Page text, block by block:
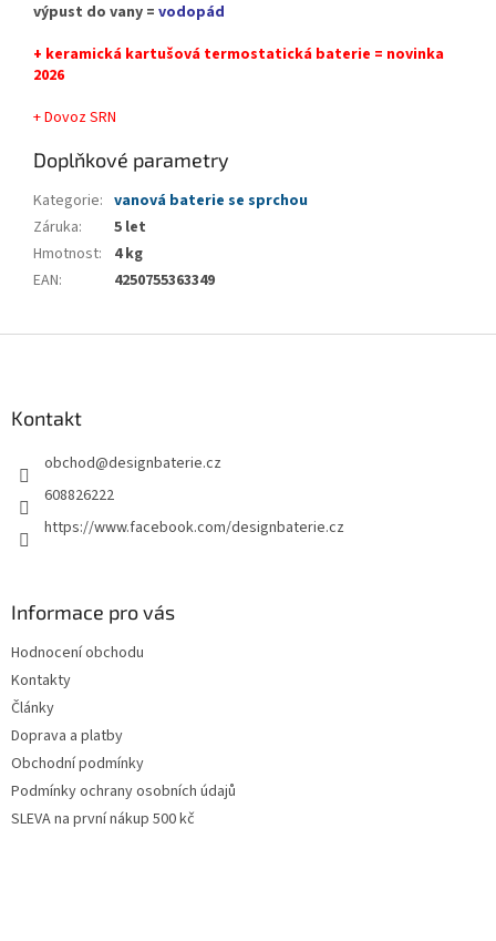
výpust do vany = vodopád
+ keramická kartušová termostatická baterie = novinka
2026
+ Dovoz SRN
Doplňkové parametry
Kategorie: vanová baterie se sprchou
Záruka:
5 let
Hmotnost:
4 kg
EAN: 4250755363349
Kontakt
obchod@designbaterie.cz
608826222
https://www.facebook.com/designbaterie.cz
Informace pro vás
Hodnocení obchodu
Kontakty
Články
Doprava a platby
Obchodní podmínky
Podmínky ochrany osobních údajů
SLEVA na první nákup 500 kč